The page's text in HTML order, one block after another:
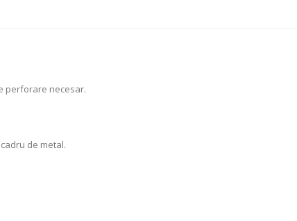
perforare necesar.
de metal.